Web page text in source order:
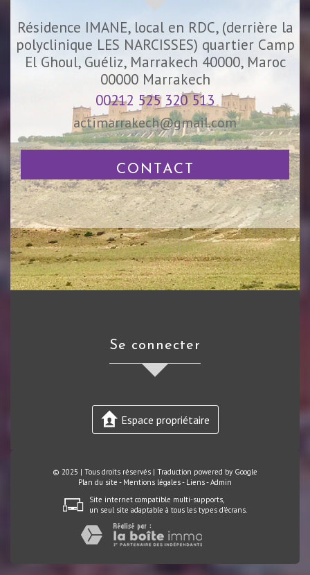
Résidence IMANE, local en RDC, (derrière la
polyclinique LES NARCISSES) quartier Camp
El Ghoul, Guéliz, Marrakech 40000, Maroc
00000 Marrakech
00212 525 320 513
actimarrakech@gmail.com
CONTACT
se connecter
Espace propriétaire
© 2025 | Tous droits réservés | Traduction powered by Google
Plan du site - Mentions légales- Liens-Admin
Site internet compatible multi-supports,
un seul site adaptable à tous les types d'écrans.